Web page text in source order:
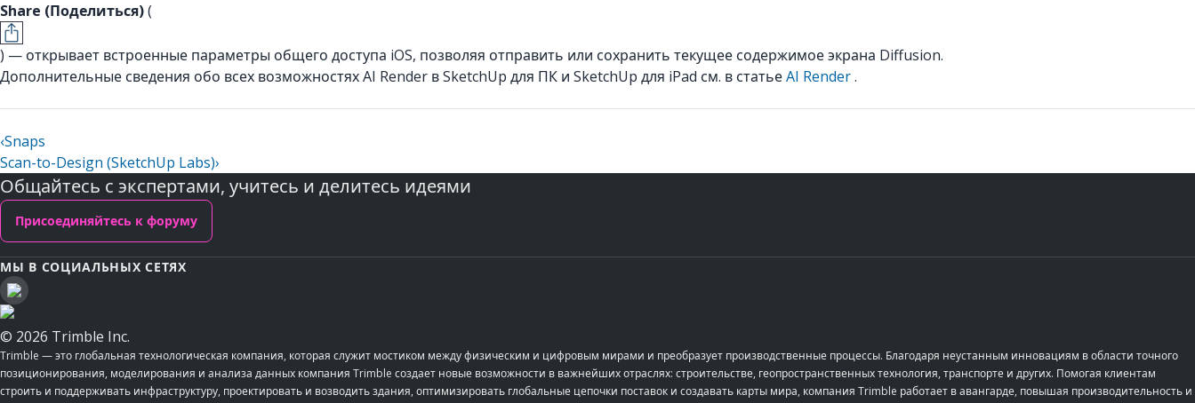
Share (Поделиться)(
) — открывает встроенные параметры общего доступа iOS, позволяя отправить или сохранить текущее содержимое экрана Diffusion.
Дополнительные сведения обо всех возможностях AI Render в SketchUp для ПК и SketchUp для iPad см. в статьеAI Render.
‹Snaps
Scan-to-Design (SketchUp Labs)›
Общайтесь с экспертами, учитесь и делитесь идеями
Присоединяйтесь к форуму
МЫ В СОЦИАЛЬНЫХ СЕТЯХ
© 2026 Trimble Inc.
Trimble — это глобальная технологическая компания, которая служит мостиком между физическим и цифровым мирами и преобразует производственные процессы. Благодаря неустанным инновациям в области точного
позиционирования, моделирования и анализа данных компания Trimble создает новые возможности в важнейших отраслях: строительстве, геопространственных технология, транспорте и других. Помогая клиентам
строить и поддерживать инфраструктуру, проектировать и возводить здания, оптимизировать глобальные цепочки поставок и создавать карты мира, компания Trimble работает в авангарде, повышая производительность и